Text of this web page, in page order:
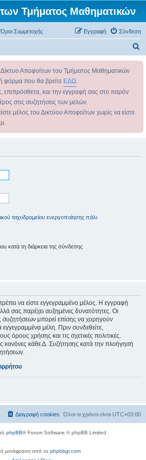
Τμήματος Μαθηματικών
Όροι Συμμετοχής Σύνδεση
Εγγραφή
σ
Αποφοίτων του Τμήματος Μαθηματικών
φόρμα που θα βρείτε ΕΔΩ.
επιπρόσθετα, και την εγγραφή σας στο παρόν
στις συζητήσεις των μελών.
μέλος του Δικτύου Αποφοίτων χωρίς να είστε
ταχυδρομείου ενεργοποίησης πάλι
κατά τη διάρκεια της σύνδεσης
να είστε εγγεγραμμένο μέλος. Η εγγραφή
σας παρέχει αυξημένες δυνατότητες. Οι
συζητήσεων μπορεί επίσης να χορηγούν
μέλη. Πριν συνδεθείτε,
όρους χρήσης και τις σχετικές πολιτικές.
κανόνες κάθε Δ. Συζήτησης κατά την πλοήγησή
Όλοι οι χρόνοι είναι UTC+03:00
Διαγραφή cookies
phpBB® Forum Software © phpBB Limited
μετάφραση από το phpbbgr.com